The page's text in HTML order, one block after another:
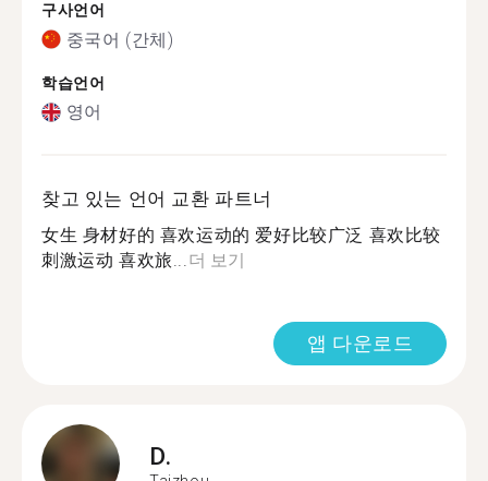
구사언어
중국어 (간체)
학습언어
영어
찾고 있는 언어 교환 파트너
女生 身材好的 喜欢运动的 爱好比较广泛 喜欢比较
刺激运动 喜欢旅...더 보기
앱 다운로드
D.